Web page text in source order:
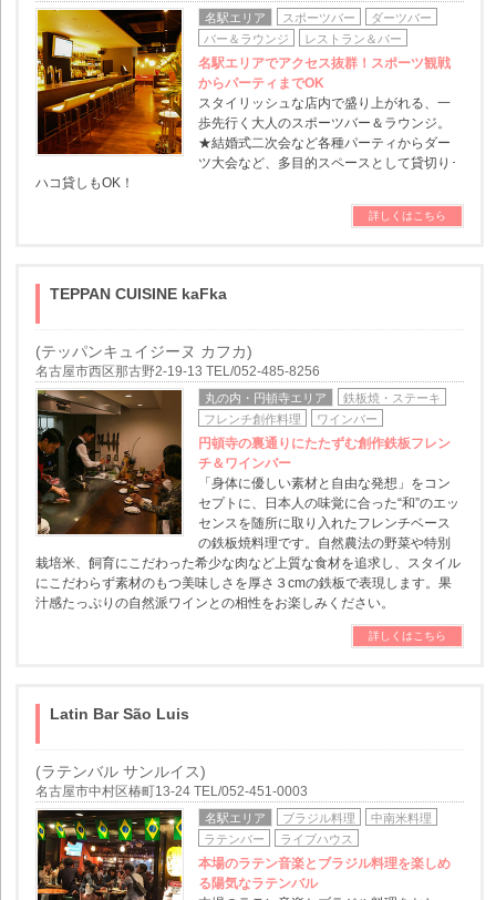
名駅エリア スポーツバー
ダーツバー
バー＆ラウンジ
レストラン＆バー
名駅エリアでアクセス抜群！スポーツ観戦
からパーティまでOK
スタイリッシュな店内で盛り上がれる、一
歩先行く大人のスポーツバー＆ラウンジ。
★結婚式二次会など各種パーティからダー
ツ大会など、多目的スペースとして貸切り･
ハコ貸しもOK！
詳しくはこちら
TEPPAN CUISINE kaFka
(テッパンキュイジーヌ カフカ)
名古屋市西区那古野2-19-13 TEL/052-485-8256
丸の内・円頓寺エリア
鉄板焼・ステーキ
フレンチ創作料理
ワインバー
円頓寺の裏通りにたたずむ創作鉄板フレン
チ＆ワインバー
「身体に優しい素材と自由な発想」をコン
セプトに、日本人の味覚に合った“和”のエッ
センスを随所に取り入れたフレンチベース
の鉄板焼料理です。自然農法の野菜や特別
栽培米、飼育にこだわった希少な肉など上質な食材を追求し、スタイル
にこだわらず素材のもつ美味しさを厚さ３cmの鉄板で表現します。果
汁感たっぷりの自然派ワインとの相性をお楽しみください。
詳しくはこちら
Latin Bar São Luis
(ラテンバル サンルイス)
名古屋市中村区椿町13-24 TEL/052-451-0003
名駅エリア ブラジル料理
中南米料理
ラテンバー
ライブハウス
本場のラテン音楽とブラジル料理を楽しめ
る陽気なラテンバル